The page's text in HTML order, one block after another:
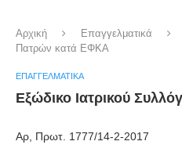
Αρχική Επαγγελματικά
Πατρών κατά ΕΦΚΑ
ΕΠΑΓΓΕΛΜΑΤΙΚΆ
Εξώδικο Ιατρικού
Αρ, Πρωτ. 1777/14-2-2017